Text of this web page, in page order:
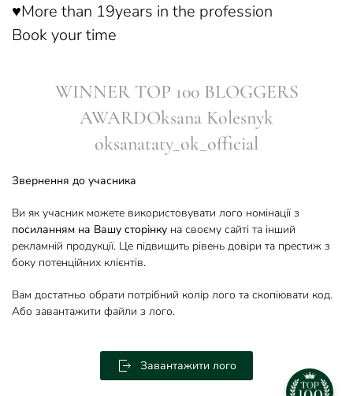
♥️More than 19years in the profession
Book your time
WINNER TOP 100 BLOGGERS
AWARDOksana Kolesnyk
oksanataty_ok_official
Звернення до учасника
Ви як учасник можете використовувати лого номінації з
посиланням на Вашу сторінку на своєму сайті та інший
рекламній продукції. Це підвищить рівень довіри та престиж з
боку потенційних клієнтів.
Вам достатньо обрати потрібний колір лого та скопіювати код.
Або завантажити файли з лого.
Завантажити лого